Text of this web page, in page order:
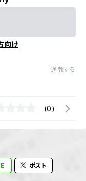
向け
通報する
(0)
ポスト